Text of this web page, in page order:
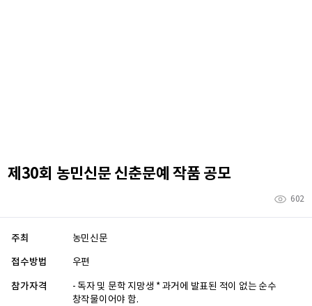
제30회 농민신문 신춘문예 작품 공모
602
주최 농민신문
접수방법 우편
참가자격
- 독자 및 문학 지망생 * 과거에 발표된 적이 없는 순수
창작물이어야 함.